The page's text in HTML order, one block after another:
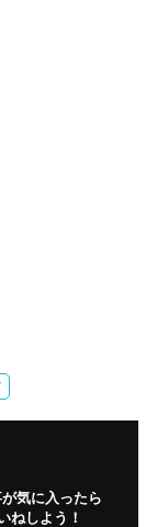
気に入ったら
ねしよう！